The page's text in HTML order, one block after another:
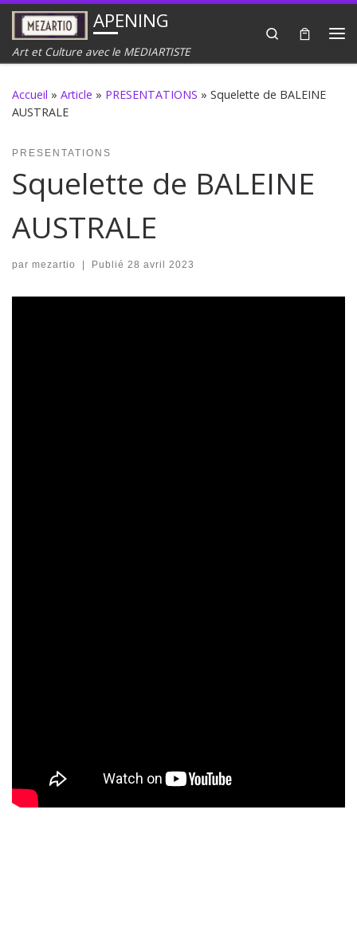
Passer au contenuAPENING
Art et Culture avec le MEDIARTISTE
Search
Accueil » Article » PRESENTATIONS » Squelette de BALEINE
AUSTRALE
PRESENTATIONS
Squelette de BALEINE
AUSTRALE
par mezartio Publié 28 avril 2023